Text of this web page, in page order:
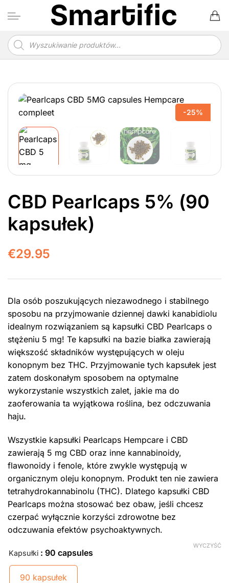
do
Wyszukiwarka
produktów
-25%
CBD Pearlcaps 5% (90
kapsułek)
€29.95
Dla osób poszukujących niezawodnego i stabilnego
sposobu na przyjmowanie dziennej dawki kanabidiolu
idealnym rozwiązaniem są kapsułki CBD Pearlcaps o
stężeniu 5 mg! Te kapsułki na bazie białka zawierają
większość składników występujących w oleju
konopnym bez THC. Przyjmowanie tych kapsułek jest
zatem doskonałym sposobem na optymalne
wykorzystanie wszystkich zalet, jakie ma do
zaoferowania ta wyjątkowa roślina, bez odczuwania
haju.
Wszystkie kapsułki Pearlcaps Hempcare i CBD
zawierają 5 mg CBD oraz inne kannabinoidy,
flawonoidy i fenole, które zwykle występują w
organicznym oleju konopnym. Produkt ten nie zawiera
tetrahydrokannabinolu (THC). Dlatego kapsułki CBD
Pearlcaps można stosować bez obaw, jeśli chcesz
czerpać wyłącznie korzyści zdrowotne bez
odczuwania efektów psychoaktywnych.
Kapsułki : 90 capsules
90 kapsułek
WYCZYŚĆ